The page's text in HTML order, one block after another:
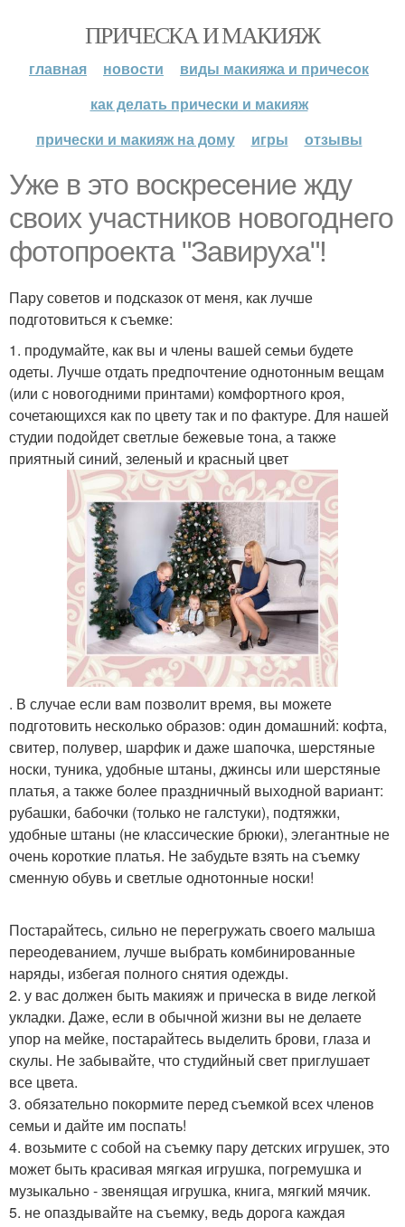
ПРИЧЕСКА И МАКИЯЖ
главная новости
виды макияжа и причесок
как делать прически и макияж
прически и макияж на дому
игры отзывы
Уже в это воскресение жду
своих участников новогоднего
фотопроекта "Завируха"!
Пару советов и подсказок от меня, как лучше
подготовиться к съемке:
1. продумайте, как вы и члены вашей семьи будете
одеты. Лучше отдать предпочтение однотонным вещам
(или с новогодними принтами) комфортного кроя,
сочетающихся как по цвету так и по фактуре. Для нашей
студии подойдет светлые бежевые тона, а также
приятный синий, зеленый и красный цвет
. В случае если вам позволит время, вы можете
подготовить несколько образов: один домашний: кофта,
свитер, полувер, шарфик и даже шапочка, шерстяные
носки, туника, удобные штаны, джинсы или шерстяные
платья, а также более праздничный выходной вариант:
рубашки, бабочки (только не галстуки), подтяжки,
удобные штаны (не классические брюки), элегантные не
очень короткие платья. Не забудьте взять на съемку
сменную обувь и светлые однотонные носки!
Постарайтесь, сильно не перегружать своего малыша
переодеванием, лучше выбрать комбинированные
наряды, избегая полного снятия одежды.
2. у вас должен быть макияж и прическа в виде легкой
укладки. Даже, если в обычной жизни вы не делаете
упор на мейке, постарайтесь выделить брови, глаза и
скулы. Не забывайте, что студийный свет приглушает
все цвета.
3. обязательно покормите перед съемкой всех членов
семьи и дайте им поспать!
4. возьмите с собой на съемку пару детских игрушек, это
может быть красивая мягкая игрушка, погремушка и
музыкально - звенящая игрушка, книга, мягкий мячик.
5. не опаздывайте на съемку, ведь дорога каждая